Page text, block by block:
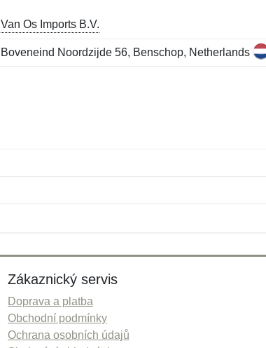
Van Os Imports B.V.
Boveneind Noordzijde 56, Benschop, Netherlands
Zákaznický servis
Doprava a platba
Obchodní podmínky
Ochrana osobních údajů